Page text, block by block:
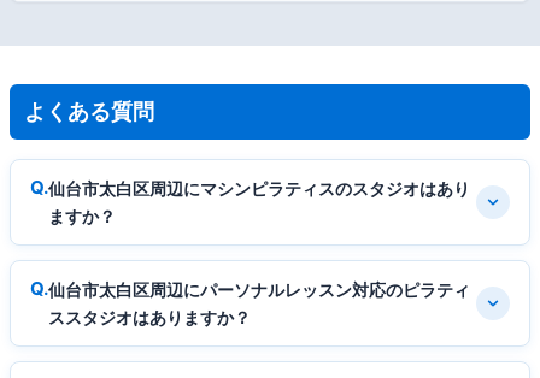
よくある質問
仙台市太白区周辺にマシンピラティスのスタジオはあり
ますか？
仙台市太白区周辺にパーソナルレッスン対応のピラティ
ススタジオはありますか？